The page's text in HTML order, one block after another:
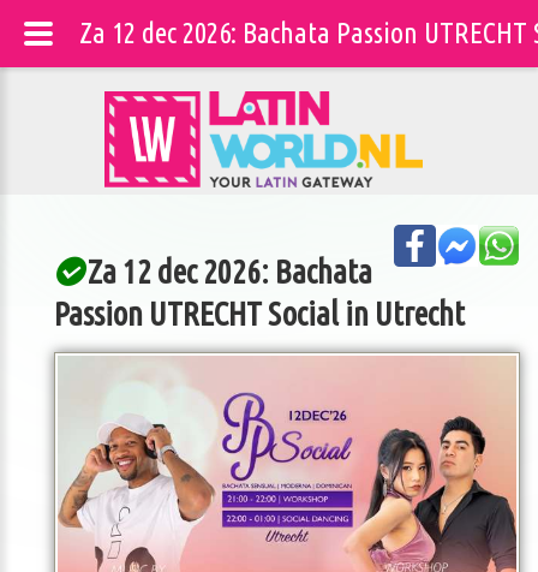
Za 12 dec 2026: Bachata
Passion UTRECHT Social in Utrecht
Za 12 dec 2026: Bachata Passion